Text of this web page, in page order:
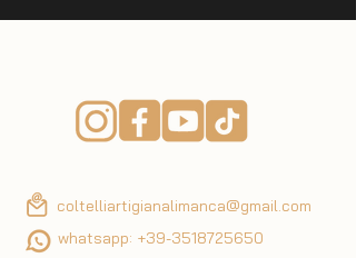
coltelliartigianalimanca@gmail.com
whatsapp: +39-3518725650